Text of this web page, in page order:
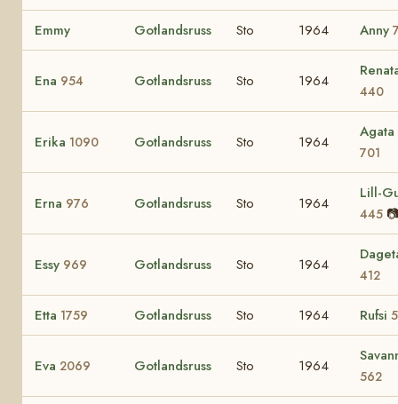
Emmy Gotlandsruss Sto 1964 Anny
Ena 954 Gotlandsruss Sto 1964
440
Erika 1090 Gotlandsruss Sto 1964
Agata
701
Erna 976 Gotlandsruss Sto 1964
Lill-
445
Essy 969 Gotlandsruss Sto 1964
412
Etta 1759 Gotlandsruss Sto 1964 Rufsi
Eva 2069 Gotlandsruss Sto 1964
562